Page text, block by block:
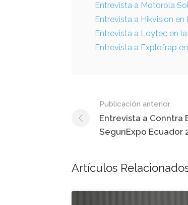
Entrevista a Motorola
Entrevista a Hikvision
Entrevista a Loytec en
Entrevista a Explofrap
Mensaje
de
navegación
Publicación anterior
Entrevista a Conntra
SeguriExpo Ecuador
Artículos